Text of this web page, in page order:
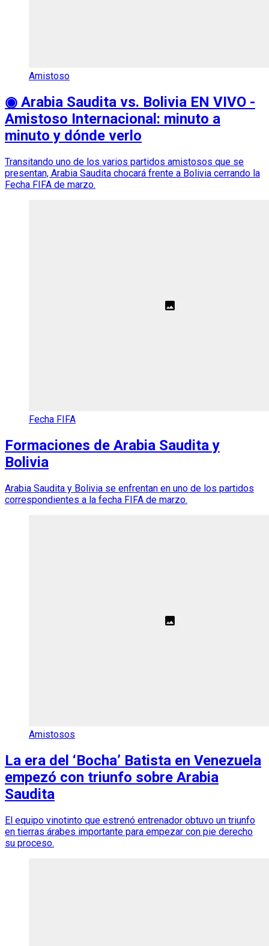
Amistoso
◉ Arabia Saudita vs. Bolivia EN VIVO -
Amistoso Internacional: minuto a
minuto y dónde verlo
Transitando uno de los varios partidos amistosos que se
presentan, Arabia Saudita chocará frente a Bolivia cerrando la
Fecha FIFA de marzo.
Fecha FIFA
Formaciones de Arabia Saudita y
Bolivia
Arabia Saudita y Bolivia se enfrentan en uno de los partidos
correspondientes a la fecha FIFA de marzo.
Amistosos
La era del ‘Bocha’ Batista en Venezuela
empezó con triunfo sobre Arabia
Saudita
El equipo vinotinto que estrenó entrenador obtuvo un triunfo
en tierras árabes importante para empezar con pie derecho
su proceso.